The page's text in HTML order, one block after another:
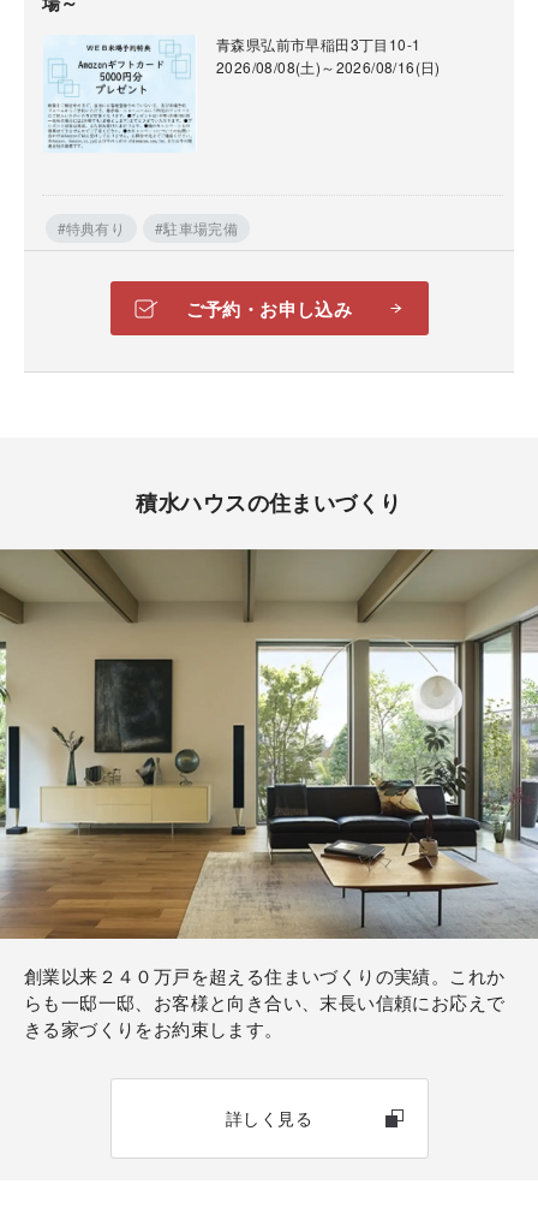
資金計画や設計など、住まいづくりに関することを専
門家にじっくり相談しませんか？ご予約のうえご来場
の方に、美味しいドリンクやお菓子などをご用意。ま
青森県弘前市早稲田3丁目10-1
2026/08/08(土)～2026/08/16(日)
#特典有り #駐車場完備
ご予約・お申し込み
積水ハウスの住まいづくり
創業以来２４０万戸を超える住まいづくりの実績。これか
らも一邸一邸、お客様と向き合い、末長い信頼にお応えで
きる家づくりをお約束します。
詳しく見る